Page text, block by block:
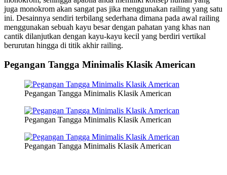
juga monokrom akan sangat pas jika menggunakan railing yang satu
ini. Desainnya sendiri terbilang sederhana dimana pada awal railing
menggunakan sebuah kayu besar dengan pahatan yang khas nan
cantik dilanjutkan dengan kayu-kayu kecil yang berdiri vertikal
berurutan hingga di titik akhir railing.
Pegangan Tangga Minimalis Klasik American
Pegangan Tangga Minimalis Klasik American
Pegangan Tangga Minimalis Klasik American
Pegangan Tangga Minimalis Klasik American